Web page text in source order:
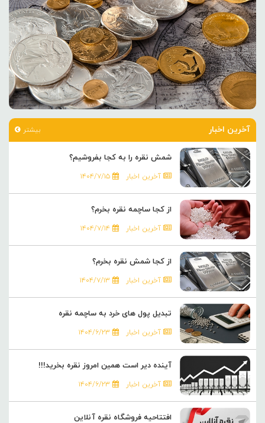
آخرین اخبار بیشتر
شمش نقره را به کجا بفروشیم؟
آخرین اخبار ۱۴۰۴/۷/۱۵
از کجا ساچمه نقره بخرم؟
آخرین اخبار ۱۴۰۴/۷/۱۴
از کجا شمش نقره بخرم؟
آخرین اخبار ۱۴۰۴/۷/۱۳
تبدیل پول های خرد به ساچمه نقره
آخرین اخبار ۱۴۰۴/۶/۲۳
آینده دیر است همین امروز نقره بخرید!!!
آخرین اخبار ۱۴۰۴/۶/۲۳
افتتاحیه فروشگاه نقره آنلاین